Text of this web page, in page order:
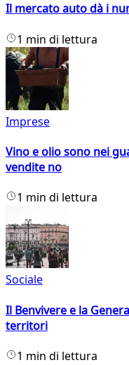
Il mercato auto dà i
1 min di lettura
Imprese
Vino e olio sono nei
vendite no
1 min di lettura
Sociale
Il Benvivere e la
territori
1 min di lettura